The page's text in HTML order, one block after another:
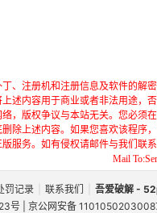
、注册机和注册信息及软件的解
述内容用于商业或者非法用途，
，版权争议与本站无关。您必须
除上述内容。如果您喜欢该程序
服务。如有侵权请邮件与我们联系
Mail
罚记录 联系我们
吾爱破解 -
号 | 京公网安备